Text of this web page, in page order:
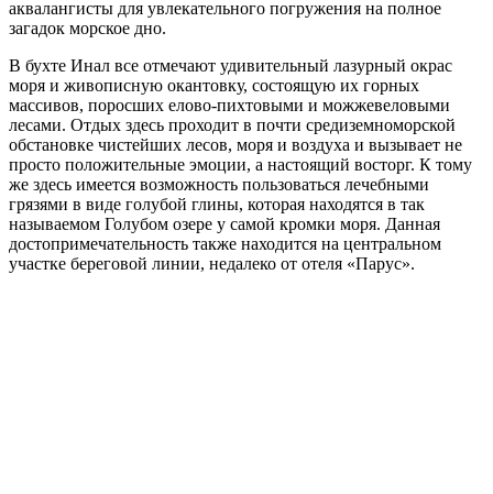
аквалангисты для увлекательного погружения на полное
загадок морское дно.
В бухте Инал все отмечают удивительный лазурный окрас
моря и живописную окантовку, состоящую их горных
массивов, поросших елово-пихтовыми и можжевеловыми
лесами. Отдых здесь проходит в почти средиземноморской
обстановке чистейших лесов, моря и воздуха и вызывает не
просто положительные эмоции, а настоящий восторг. К тому
же здесь имеется возможность пользоваться лечебными
грязями в виде голубой глины, которая находятся в так
называемом Голубом озере у самой кромки моря. Данная
достопримечательность также находится на центральном
участке береговой линии, недалеко от отеля «Парус».